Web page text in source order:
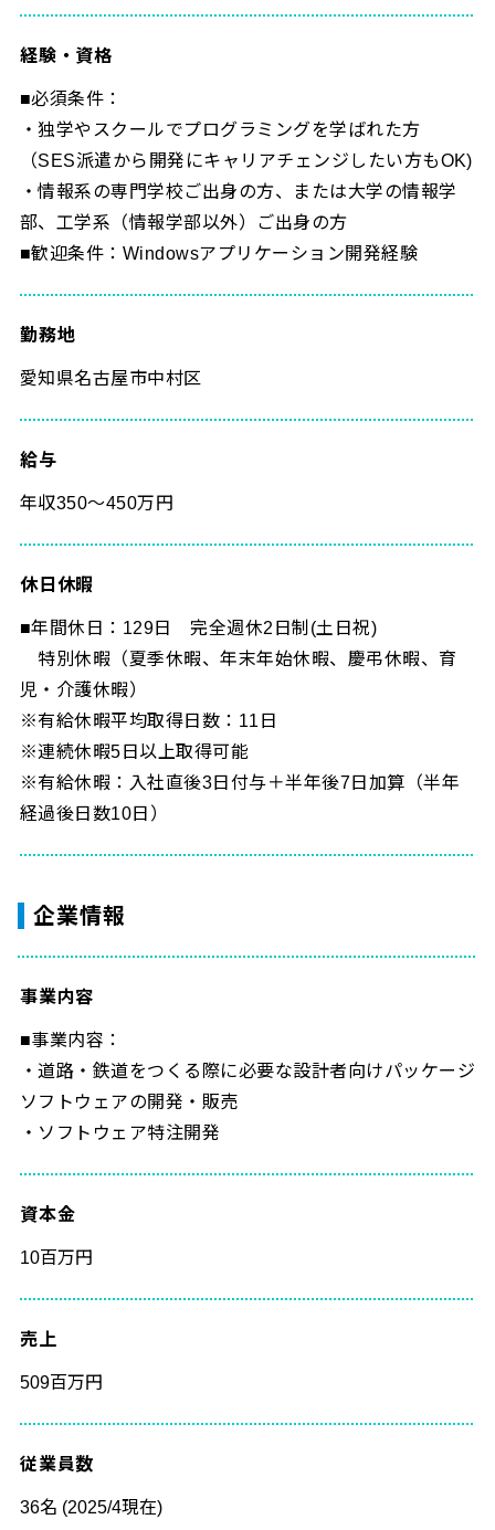
経験・資格
■必須条件：
・独学やスクールでプログラミングを学ばれた方
（SES派遣から開発にキャリアチェンジしたい方もOK)
・情報系の専門学校ご出身の方、または大学の情報学
部、工学系（情報学部以外）ご出身の方
■歓迎条件：Windowsアプリケーション開発経験
勤務地
愛知県名古屋市中村区
給与
年収350～450万円
休日休暇
■年間休日：129日 完全週休2日制(土日祝)
特別休暇（夏季休暇、年末年始休暇、慶弔休暇、育
児・介護休暇）
※有給休暇平均取得日数：11日
※連続休暇5日以上取得可能
※有給休暇：入社直後3日付与＋半年後7日加算（半年
経過後日数10日）
企業情報
事業内容
■事業内容：
・道路・鉄道をつくる際に必要な設計者向けパッケージ
ソフトウェアの開発・販売
・ソフトウェア特注開発
資本金
10百万円
売上
509百万円
従業員数
36名 (2025/4現在)